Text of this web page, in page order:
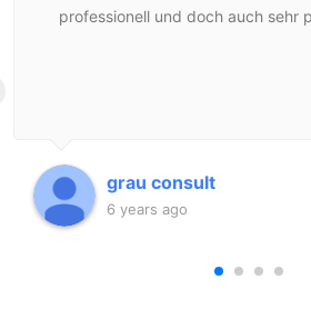
professionell und doch auch sehr
grau consult
6 years ago